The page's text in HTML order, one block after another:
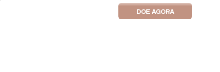
DOE AGORA